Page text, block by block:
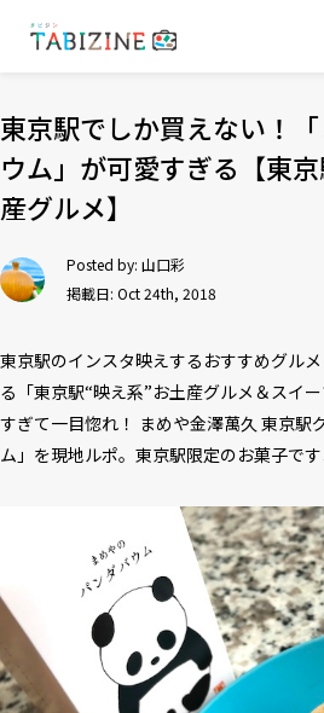
東京駅でしか買えない！
ウム」が可愛すぎる【東
産グルメ】
Posted by: 山口彩
掲載日: Oct 24th, 2018
東京駅のインスタ映えするおすすめグル
る「東京駅“映え系”お土産グルメ＆スイ
すぎて一目惚れ！ まめや金澤萬久 東京駅
ム」を現地ルポ。東京駅限定のお菓子です